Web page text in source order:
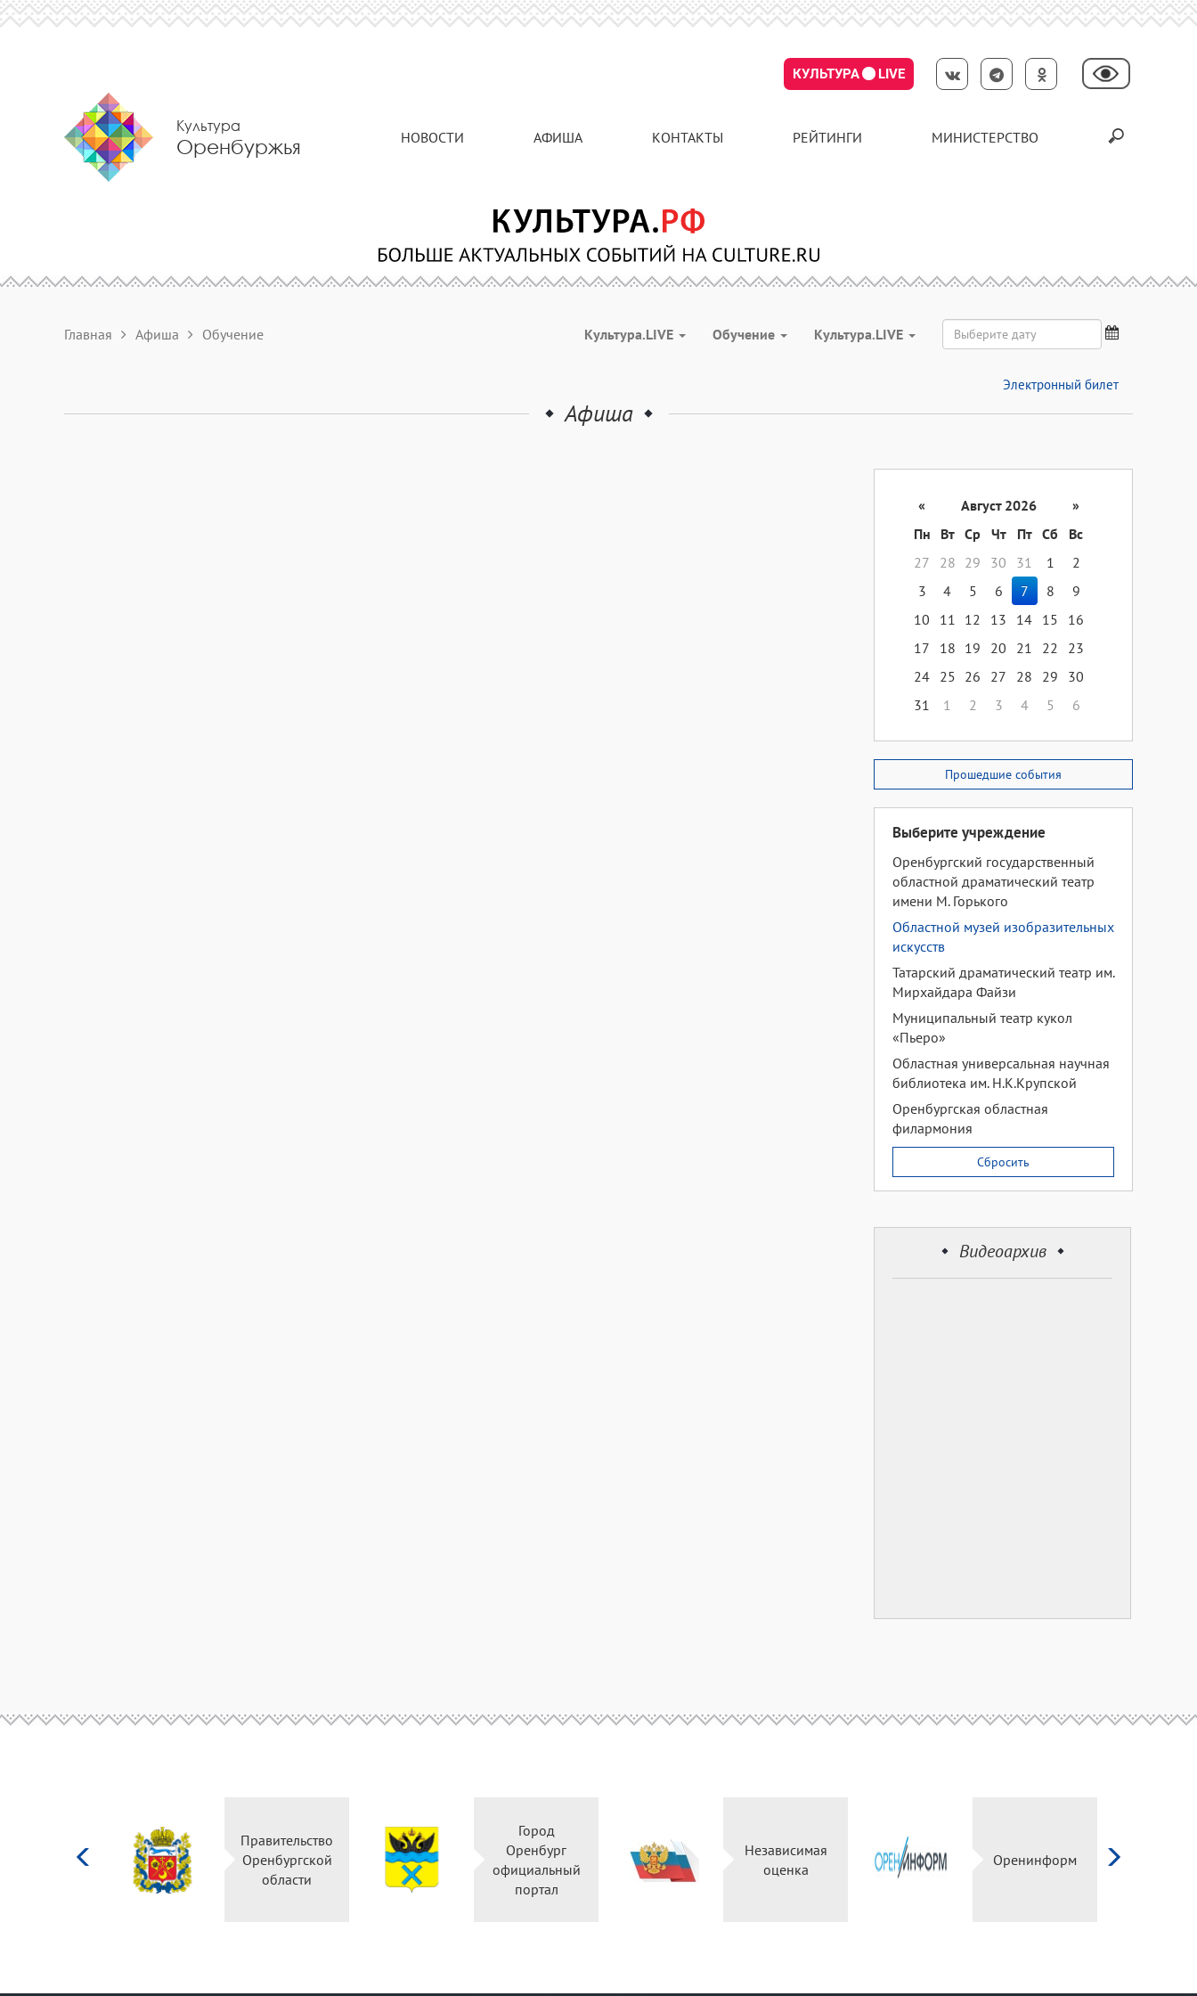
КУЛЬТУРА LIVE
Культура
Оренбуржья НОВОСТИ АФИША КОНТАКТЫ РЕЙТИНГИ МИНИСТЕРСТВО
Главная Афиша Обучение Культура.LIVE Обучение Культура.LIVE
Электронный билет
Афиша
« Август 2026
»
Пн
Вт Ср Чт Пт Сб
Вс
27
28 29 30 31 1
2
3
4 5 6 7 8
9
10
11 12 13 14 15
16
17
18 19 20 21 22
23
24 25 26 27 28 29
30
31
1 2 3 4 5 6
Прошедшие события
Выберите учреждение
Оренбургский государственный
областной драматический театр
имени М. Горького
Областной музей изобразительных
искусств
Татарский драматический театр им.
Мирхайдара Файзи
Муниципальный театр кукол
«Пьеро»
Областная универсальная научная
библиотека им. Н.К.Крупской
Оренбургская областная
филармония
Сбросить
Видеоархив
Правительство
Оренбургской
области
Город
Оренбург
официальный
портал
Независимая
оценка
Оренинформ